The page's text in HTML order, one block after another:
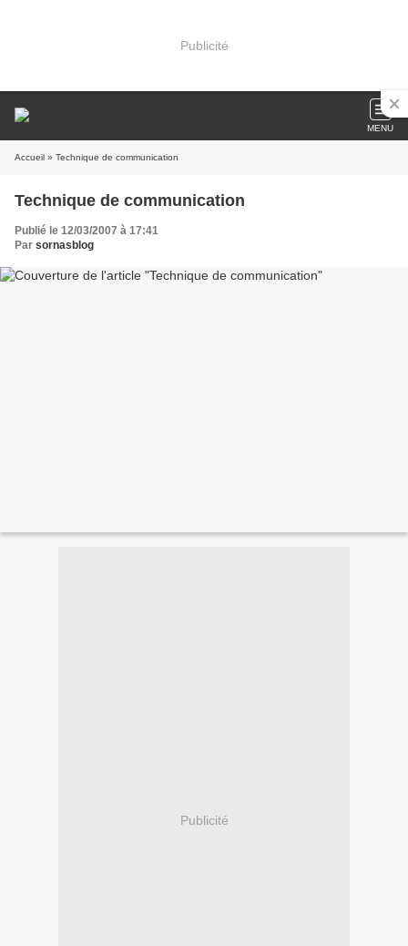
Publicité
MENU
Accueil » Technique de communication
Technique de communication
Publié le 12/03/2007 à 17:41
Par sornasblog
Publicité